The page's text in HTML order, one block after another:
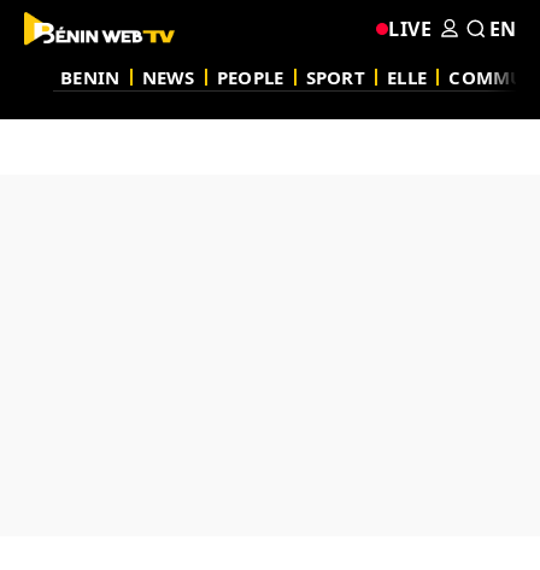
BENIN NEWS PEOPLE SPORT ELLE
LIVE EN